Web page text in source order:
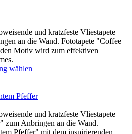
und kratzfeste Vliestapete
an die Wand. Fototapete "Coffee
Motiv wird zum effektiven
wählen
Pfeffer
und kratzfeste Vliestapete
zum Anbringen an die Wand.